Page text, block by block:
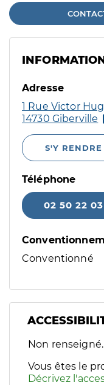
Adresse
1 Rue Victor
14730 Giberville
S'Y RENDRE
Téléphone
02 50 22
Conventionné
Filtres
Sélectionnez un
Non renseigné.
Vous êtes le
Décrivez